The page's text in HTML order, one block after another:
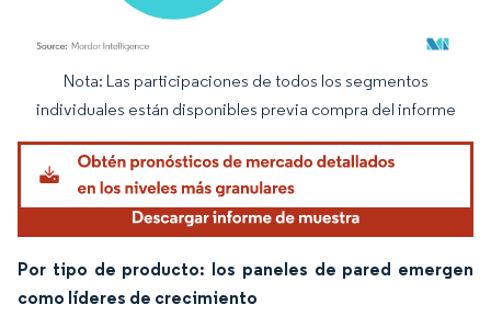
Imagen © Mordor Intelligence. El uso requiere atribución según CC BY 4.0.
Nota: Las participaciones de todos los segmentos
individuales están disponibles previa compra del informe
Por tipo de producto: los paneles de pared emergen
como líderes de crecimiento